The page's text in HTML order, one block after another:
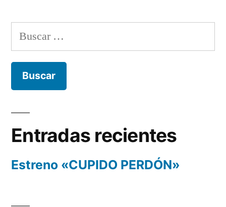
Buscar:
Entradas recientes
Estreno «CUPIDO PERDÓN»